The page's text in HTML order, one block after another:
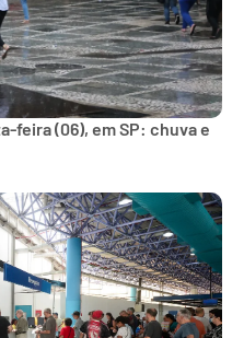
feira (06), em SP: chuva e